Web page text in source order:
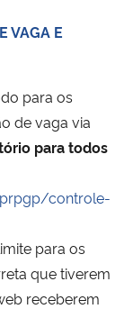
VAGA E
para os
de vaga via
para todos
controle-
para os
que tiverem
receberem